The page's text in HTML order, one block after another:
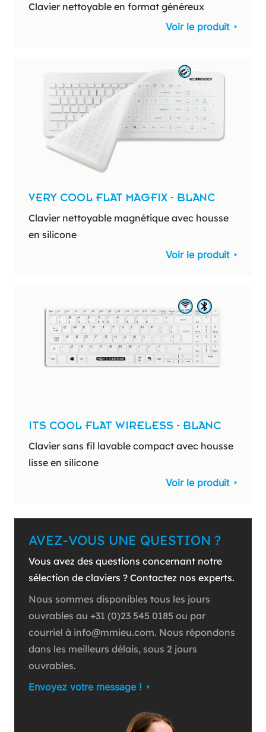
Clavier nettoyable en format généreux
Voir le produit
VERY COOL FLAT MAGFIX - BLANC
Clavier nettoyable magnétique avec housse
en silicone
Voir le produit
ITS COOL FLAT WIRELESS - BLANC
Clavier sans fil lavable compact avec housse
lisse en silicone
Voir le produit
AVEZ-VOUS UNE QUESTION ?
Vous avez des questions concernant notre
sélection de claviers ? Contactez nos experts.
Nous sommes disponibles tous les jours
ouvrables au +31 (0)23 545 0185 ou par
courriel à info@mmieu.com. Nous répondons
dans les meilleurs délais, sous 2 jours
ouvrables.
Envoyez votre message !